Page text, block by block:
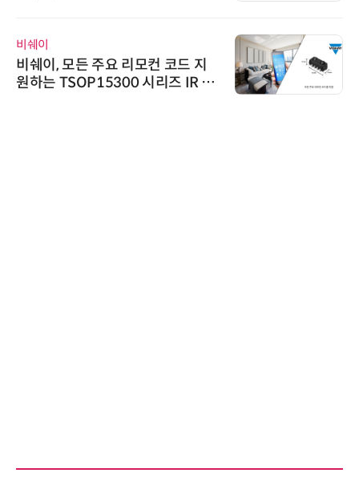
비쉐이
비쉐이, 모든 주요 리모컨 코드 지
원하는 TSOP15300 시리즈 IR 수